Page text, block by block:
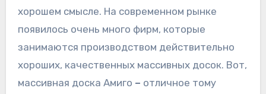
хорошем смысле. На современном рынке
появилось очень много фирм, которые
занимаются производством действительно
хороших, качественных массивных досок. Вот,
массивная доска Амиго – отличное тому